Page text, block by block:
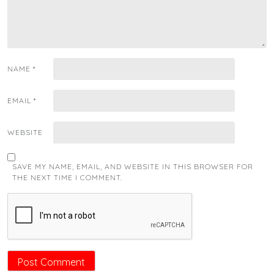
NAME *
EMAIL *
WEBSITE
SAVE MY NAME, EMAIL, AND WEBSITE IN THIS BROWSER FOR
THE NEXT TIME I COMMENT.